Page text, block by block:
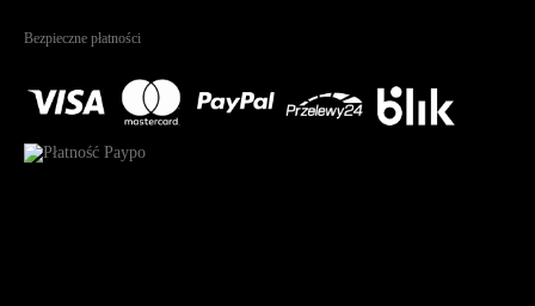
Bezpieczne płatności